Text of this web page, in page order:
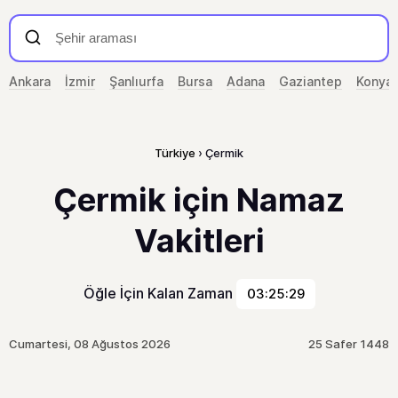
Ankara İzmir Şanlıurfa Bursa Adana Gaziantep Konya
Türkiye Çermik
Çermik için Namaz
Vakitleri
Öğle İçin Kalan Zaman 03:25:29
Cumartesi, 08 Ağustos 2026 25 Safer 1448